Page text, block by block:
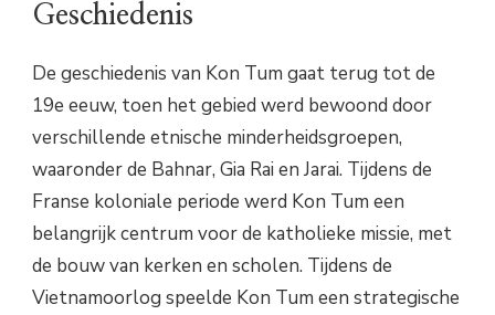
Geschiedenis
De geschiedenis van Kon Tum gaat terug tot de
19e eeuw, toen het gebied werd bewoond door
verschillende etnische minderheidsgroepen,
waaronder de Bahnar, Gia Rai en Jarai. Tijdens de
Franse koloniale periode werd Kon Tum een
belangrijk centrum voor de katholieke missie, met
de bouw van kerken en scholen. Tijdens de
Vietnamoorlog speelde Kon Tum een strategische